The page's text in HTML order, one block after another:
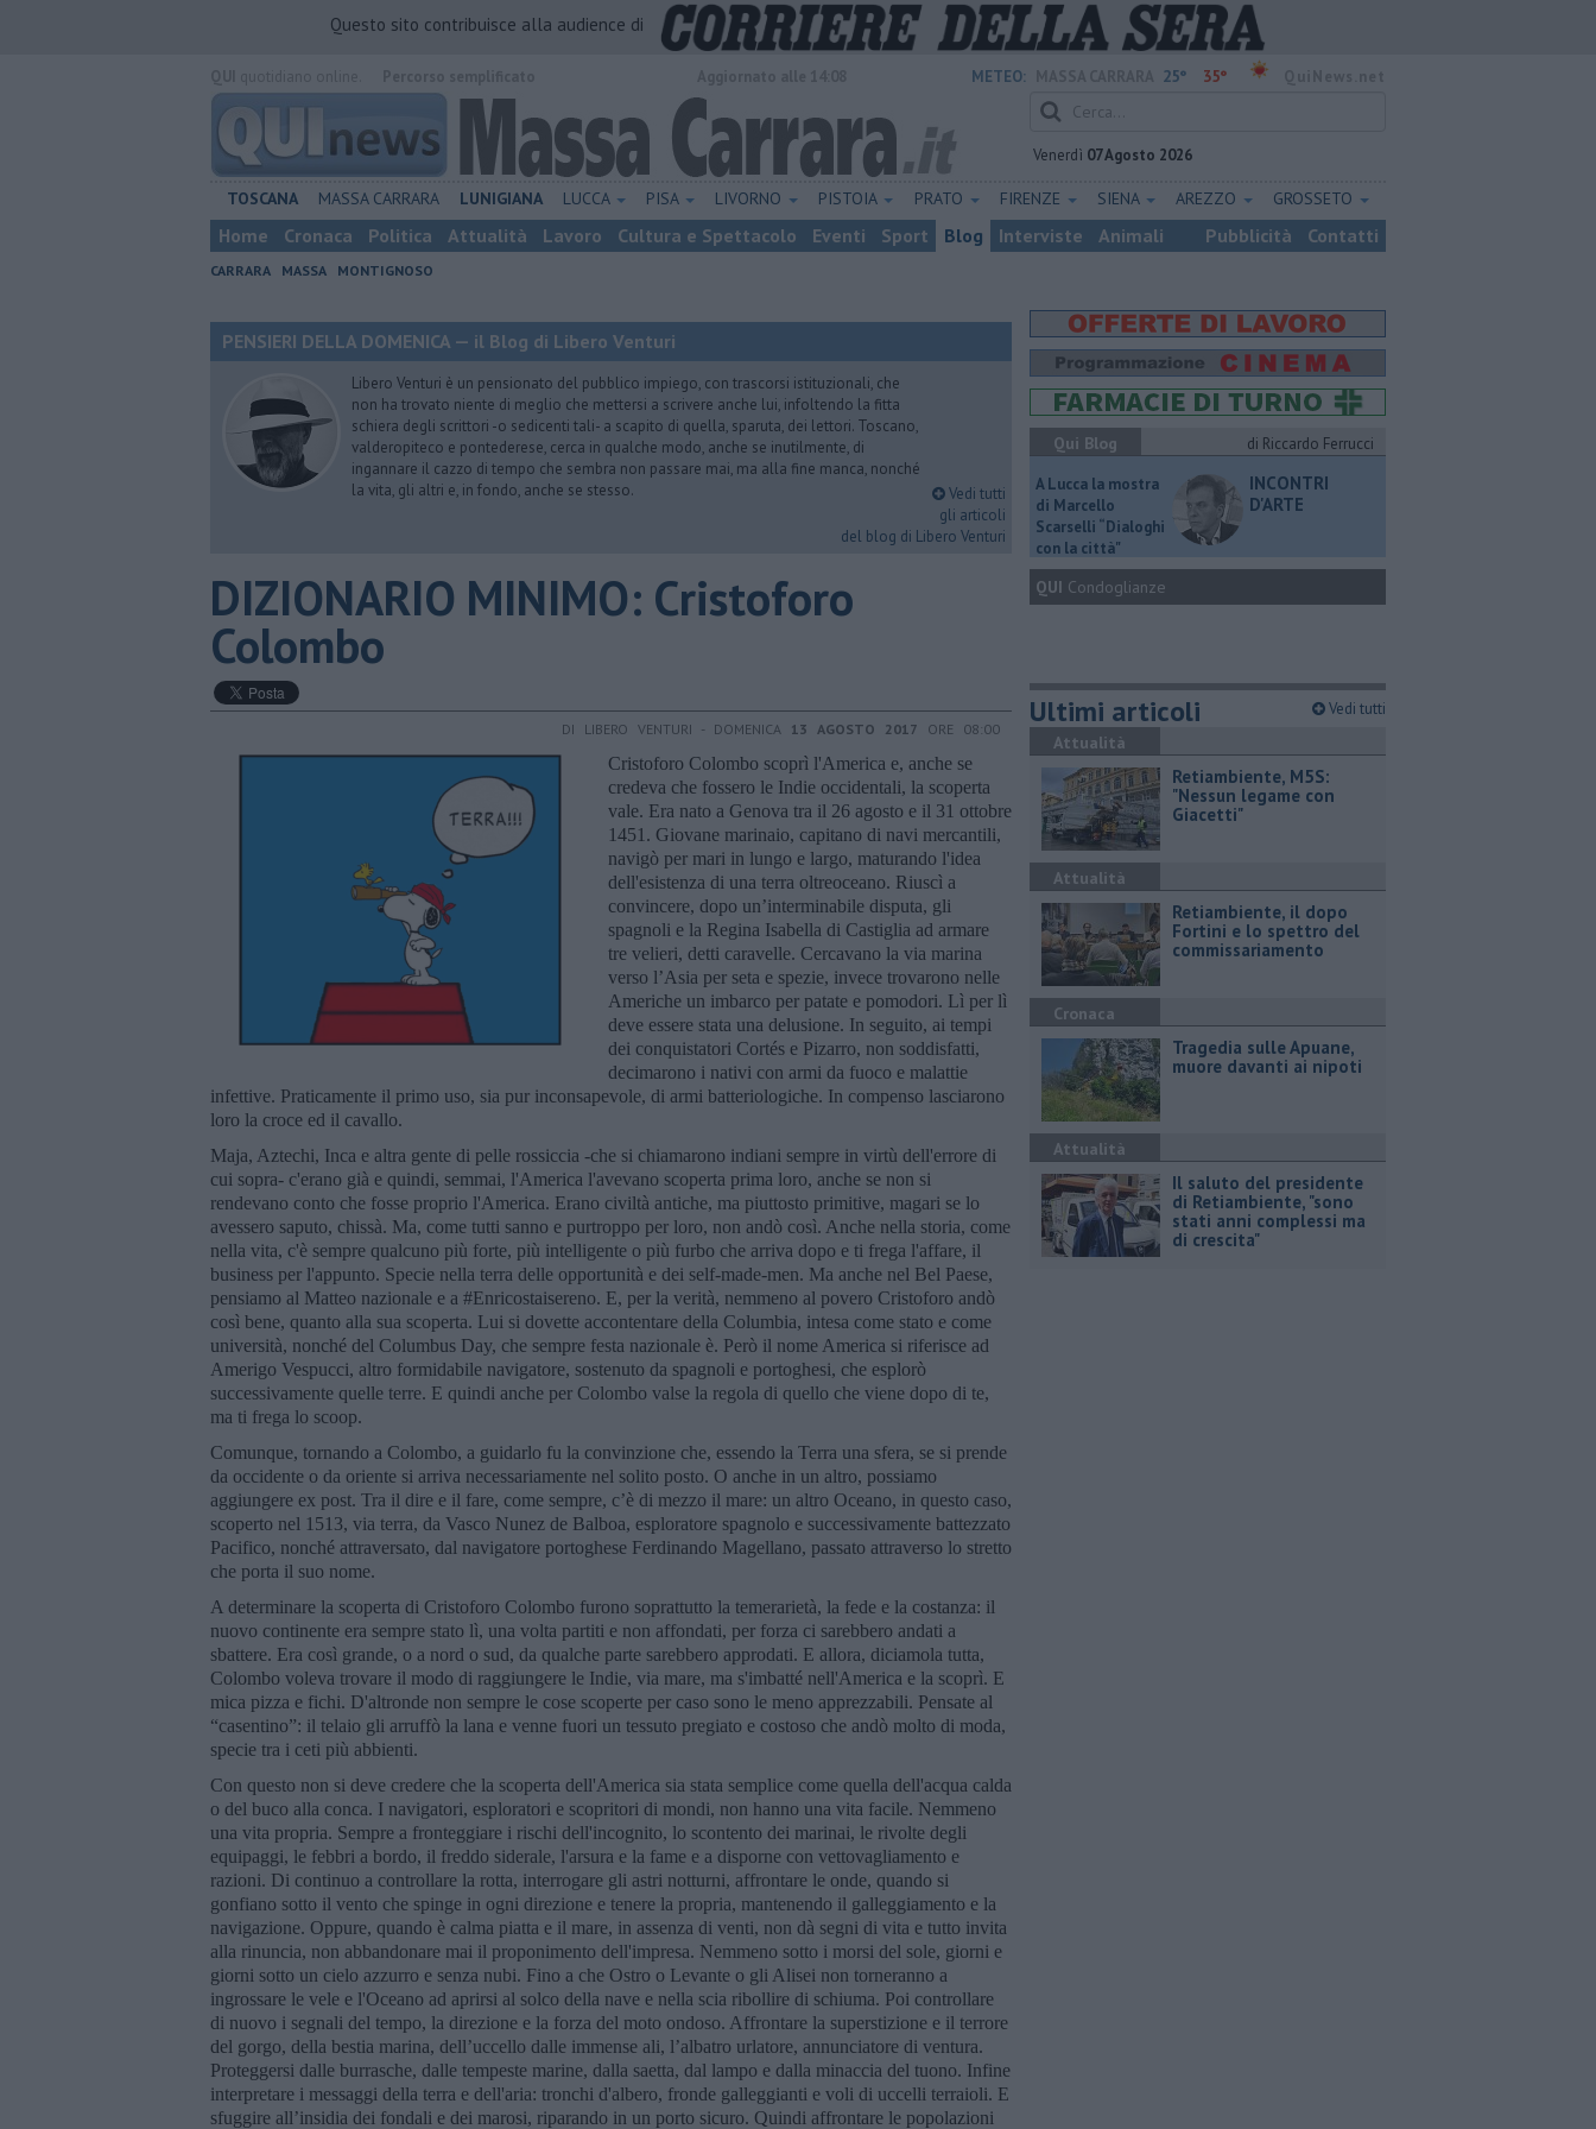
Questo sito contribuisce alla audience di
METEO: 25° 35°
Venerdì 07 Agosto 2026
TOSCANA MASSA CARRARA LUNIGIANA LUCCA PISA LIVORNO PISTOIA PRATO FIRENZE SIENA AREZZO GROSSETO
Home Cronaca Politica Attualità Lavoro Cultura e Spettacolo Eventi Sport Blog Interviste Animali Pubblicità Contatti
CARRARA MASSA MONTIGNOSO
PENSIERI DELLA DOMENICA — il Blog di Libero Venturi
Libero Venturi è un pensionato del pubblico impiego, con trascorsi istituzionali, che
non ha trovato niente di meglio che mettersi a scrivere anche lui, infoltendo la fitta
schiera degli scrittori -o sedicenti tali- a scapito di quella, sparuta, dei lettori. Toscano,
valderopiteco e pontederese, cerca in qualche modo, anche se inutilmente, di
ingannare il cazzo di tempo che sembra non passare mai, ma alla fine manca, nonché
la vita, gli altri e, in fondo, anche se stesso.
Vedi tutti
gli articoli
del blog di Libero Venturi
DIZIONARIO MINIMO: Cristoforo
Colombo
DI LIBERO VENTURI - DOMENICA 13 AGOSTO 2017 ORE 08:00
Cristoforo Colombo scoprì l'America e, anche se
credeva che fossero le Indie occidentali, la scoperta
vale. Era nato a Genova tra il 26 agosto e il 31 ottobre
1451. Giovane marinaio, capitano di navi mercantili,
navigò per mari in lungo e largo, maturando l'idea
dell'esistenza di una terra oltreoceano. Riuscì a
convincere, dopo un’interminabile disputa, gli
spagnoli e la Regina Isabella di Castiglia ad armare
tre velieri, detti caravelle. Cercavano la via marina
verso l’Asia per seta e spezie, invece trovarono nelle
Americhe un imbarco per patate e pomodori. Lì per lì
deve essere stata una delusione. In seguito, ai tempi
dei conquistatori Cortés e Pizarro, non soddisfatti,
decimarono i nativi con armi da fuoco e malattie
infettive. Praticamente il primo uso, sia pur inconsapevole, di armi batteriologiche. In compenso lasciarono
loro la croce ed il cavallo.
Maja, Aztechi, Inca e altra gente di pelle rossiccia -che si chiamarono indiani sempre in virtù dell'errore di
cui sopra- c'erano già e quindi, semmai, l'America l'avevano scoperta prima loro, anche se non si
rendevano conto che fosse proprio l'America. Erano civiltà antiche, ma piuttosto primitive, magari se lo
avessero saputo, chissà. Ma, come tutti sanno e purtroppo per loro, non andò così. Anche nella storia, come
nella vita, c'è sempre qualcuno più forte, più intelligente o più furbo che arriva dopo e ti frega l'affare, il
business per l'appunto. Specie nella terra delle opportunità e dei self-made-men. Ma anche nel Bel Paese,
pensiamo al Matteo nazionale e a #Enricostaisereno. E, per la verità, nemmeno al povero Cristoforo andò
così bene, quanto alla sua scoperta. Lui si dovette accontentare della Columbia, intesa come stato e come
università, nonché del Columbus Day, che sempre festa nazionale è. Però il nome America si riferisce ad
Amerigo Vespucci, altro formidabile navigatore, sostenuto da spagnoli e portoghesi, che esplorò
successivamente quelle terre. E quindi anche per Colombo valse la regola di quello che viene dopo di te,
ma ti frega lo scoop.
Comunque, tornando a Colombo, a guidarlo fu la convinzione che, essendo la Terra una sfera, se si prende
da occidente o da oriente si arriva necessariamente nel solito posto. O anche in un altro, possiamo
aggiungere ex post. Tra il dire e il fare, come sempre, c’è di mezzo il mare: un altro Oceano, in questo caso,
scoperto nel 1513, via terra, da Vasco Nunez de Balboa, esploratore spagnolo e successivamente battezzato
Pacifico, nonché attraversato, dal navigatore portoghese Ferdinando Magellano, passato attraverso lo stretto
che porta il suo nome.
A determinare la scoperta di Cristoforo Colombo furono soprattutto la temerarietà, la fede e la costanza: il
nuovo continente era sempre stato lì, una volta partiti e non affondati, per forza ci sarebbero andati a
sbattere. Era così grande, o a nord o sud, da qualche parte sarebbero approdati. E allora, diciamola tutta,
Colombo voleva trovare il modo di raggiungere le Indie, via mare, ma s'imbatté nell'America e la scoprì. E
mica pizza e fichi. D'altronde non sempre le cose scoperte per caso sono le meno apprezzabili. Pensate al
“casentino”: il telaio gli arruffò la lana e venne fuori un tessuto pregiato e costoso che andò molto di moda,
specie tra i ceti più abbienti.
Con questo non si deve credere che la scoperta dell'America sia stata semplice come quella dell'acqua calda
o del buco alla conca. I navigatori, esploratori e scopritori di mondi, non hanno una vita facile. Nemmeno
una vita propria. Sempre a fronteggiare i rischi dell'incognito, lo scontento dei marinai, le rivolte degli
equipaggi, le febbri a bordo, il freddo siderale, l'arsura e la fame e a disporne con vettovagliamento e
razioni. Di continuo a controllare la rotta, interrogare gli astri notturni, affrontare le onde, quando si
gonfiano sotto il vento che spinge in ogni direzione e tenere la propria, mantenendo il galleggiamento e la
navigazione. Oppure, quando è calma piatta e il mare, in assenza di venti, non dà segni di vita e tutto invita
alla rinuncia, non abbandonare mai il proponimento dell'impresa. Nemmeno sotto i morsi del sole, giorni e
giorni sotto un cielo azzurro e senza nubi. Fino a che Ostro o Levante o gli Alisei non torneranno a
ingrossare le vele e l'Oceano ad aprirsi al solco della nave e nella scia ribollire di schiuma. Poi controllare
di nuovo i segnali del tempo, la direzione e la forza del moto ondoso. Affrontare la superstizione e il terrore
del gorgo, della bestia marina, dell’uccello dalle immense ali, l’albatro urlatore, annunciatore di ventura.
Proteggersi dalle burrasche, dalle tempeste marine, dalla saetta, dal lampo e dalla minaccia del tuono. Infine
interpretare i messaggi della terra e dell'aria: tronchi d'albero, fronde galleggianti e voli di uccelli terraioli. E
sfuggire all’insidia dei fondali e dei marosi, riparando in un porto sicuro. Quindi affrontare le popolazioni
Qui Blog
di Riccardo Ferrucci
A Lucca la mostra
di Marcello
Scarselli “Dialoghi
con la città"
INCONTRI
D'ARTE
QUI Condoglianze
Ultimi articoli Vedi tutti
Attualità
Retiambiente, M5S:
"Nessun legame con
Giacetti"
Attualità
Retiambiente, il dopo
Fortini e lo spettro del
commissariamento
Cronaca
Tragedia sulle Apuane,
muore davanti ai nipoti
Attualità
Il saluto del presidente
di Retiambiente, "sono
stati anni complessi ma
di crescita"